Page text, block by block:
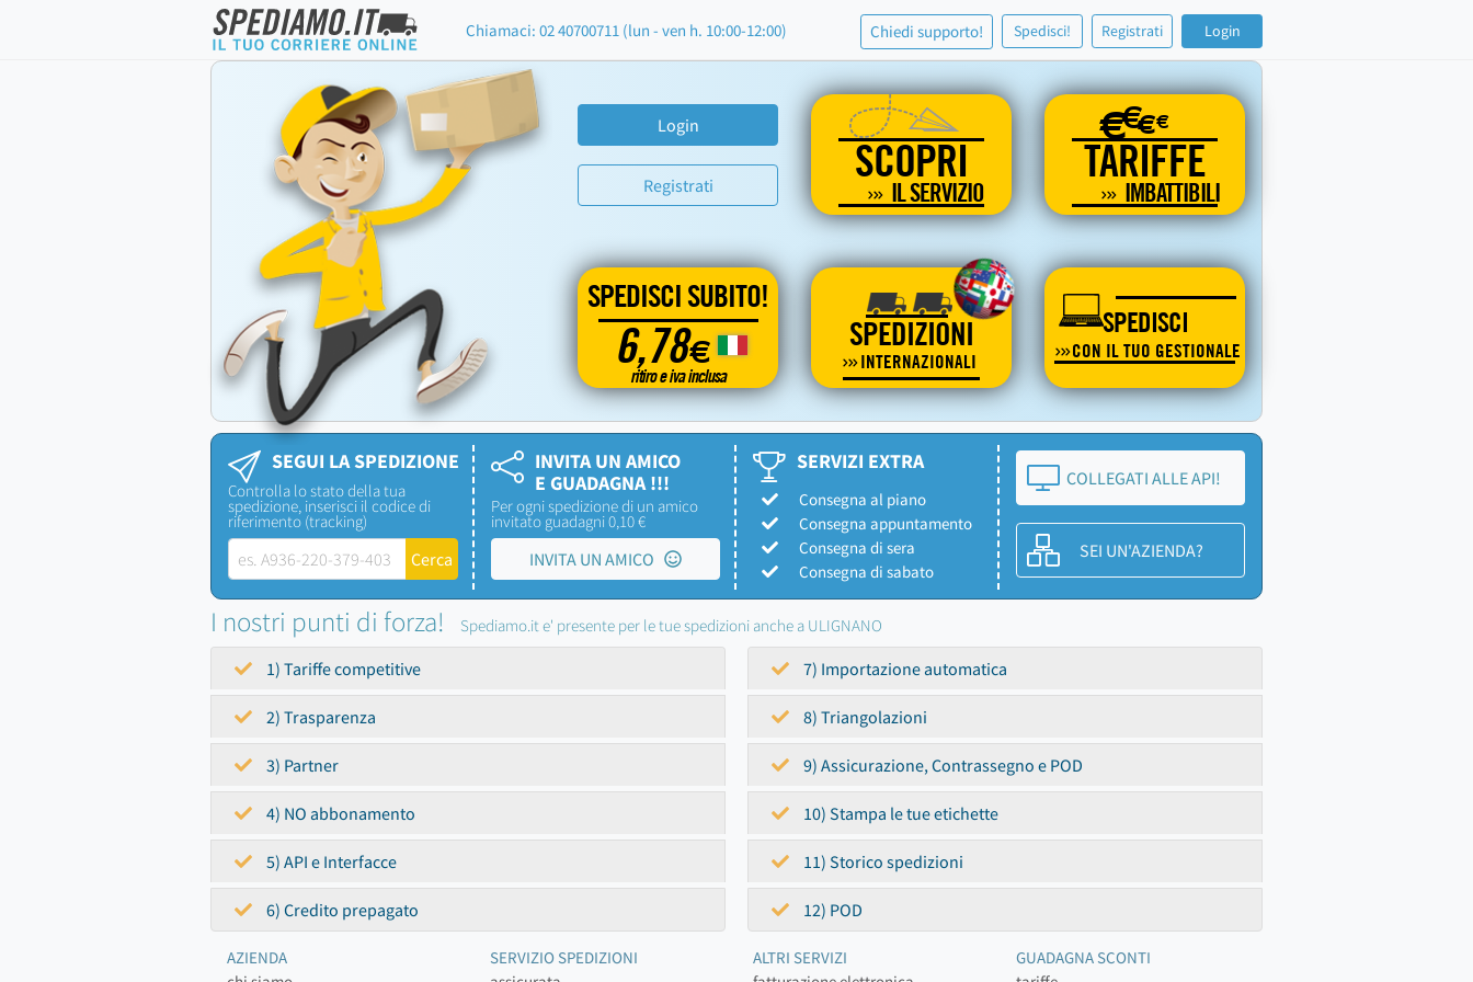
Chiamaci: 02 40700711 (lun - ven h. 10:00-12:00) Chiedi supporto! Spedisci! Registrati Login
Login
Registrati SCOPRI
IL SERVIZIO
€€€€
TARIFFE
IMBATTIBILI
SPEDISCI SUBITO!
6,78€
ritiro e iva inclusa
SPEDIZIONI
INTERNAZIONALI
SPEDISCI
CON IL TUO GESTIONALE
SEGUI LA SPEDIZIONE
Controlla lo stato della tua
spedizione, inserisci il codice di
riferimento (tracking)
INVITA UN AMICO
E GUADAGNA !!!
Per ogni spedizione di un amico
invitato guadagni 0,10 €
INVITA UN AMICO
SERVIZI EXTRA
Consegna al piano
Consegna appuntamento
Consegna di sera
Consegna di sabato
COLLEGATI ALLE API!
SEI UN'AZIENDA?
I nostri punti di forza! Spediamo.it e' presente per le tue spedizioni anche a ULIGNANO
1) Tariffe competitive
2) Trasparenza
3) Partner
4) NO abbonamento
5) API e Interfacce
6) Credito prepagato
7) Importazione automatica
8) Triangolazioni
9) Assicurazione, Contrassegno e POD
10) Stampa le tue etichette
11) Storico spedizioni
12) POD
AZIENDA
SERVIZIO SPEDIZIONI
ALTRI SERVIZI
GUADAGNA SCONTI